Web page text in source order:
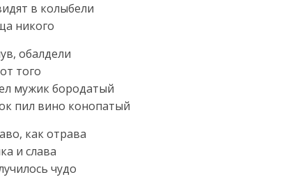
в колыбели
никого
обалдели
того
мужик бородатый
пил вино конопатый
как отрава
и слава
чудо